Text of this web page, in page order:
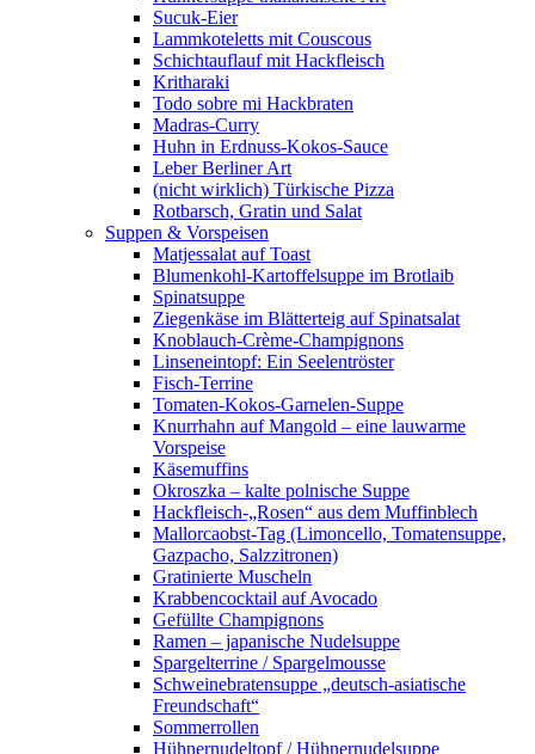
Sucuk-Eier
Lammkoteletts mit Couscous
Schichtauflauf mit Hackfleisch
Kritharaki
Todo sobre mi Hackbraten
Madras-Curry
Huhn in Erdnuss-Kokos-Sauce
Leber Berliner Art
(nicht wirklich) Türkische Pizza
Rotbarsch, Gratin und Salat
Suppen & Vorspeisen
Matjessalat auf Toast
Blumenkohl-Kartoffelsuppe im Brotlaib
Spinatsuppe
Ziegenkäse im Blätterteig auf Spinatsalat
Knoblauch-Crème-Champignons
Linseneintopf: Ein Seelentröster
Fisch-Terrine
Tomaten-Kokos-Garnelen-Suppe
Knurrhahn auf Mangold – eine lauwarme
Vorspeise
Käsemuffins
Okroszka – kalte polnische Suppe
Hackfleisch-„Rosen“ aus dem Muffinblech
Mallorcaobst-Tag (Limoncello, Tomatensuppe,
Gazpacho, Salzzitronen)
Gratinierte Muscheln
Krabbencocktail auf Avocado
Gefüllte Champignons
Ramen – japanische Nudelsuppe
Spargelterrine / Spargelmousse
Schweinebratensuppe „deutsch-asiatische
Freundschaft“
Sommerrollen
Hühnernudeltopf / Hühnernudelsuppe